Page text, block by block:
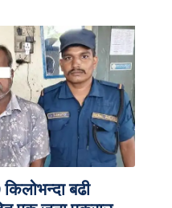
किलोभन्दा बढी